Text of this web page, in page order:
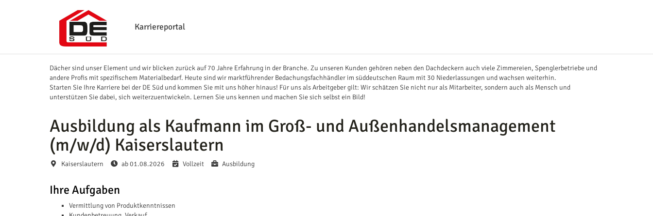
Karriereportal
Ausbildung als Kaufmann im Groß- und Außenhandelsmanagement
(m/w/d) Kaiserslautern
Kaiserslautern ab 01.08.2026 Vollzeit Ausbildung
Dächer sind unser Element und wir blicken zurück auf 70 Jahre Erfahrung in der Branche. Zu unseren Kunden gehören neben den Dachdeckern auch viele Zimmereien, Spenglerbetriebe und
andere Profis mit spezifischem Materialbedarf. Heute sind wir marktführender Bedachungsfachhändler im süddeutschen Raum mit 30 Niederlassungen und wachsen weiterhin.
Starten Sie Ihre Karriere bei der DE Süd und kommen Sie mit uns höher hinaus! Für uns als Arbeitgeber gilt: Wir schätzen Sie nicht nur als Mitarbeiter, sondern auch als Mensch und
unterstützen Sie dabei, sich weiterzuentwickeln. Lernen Sie uns kennen und machen Sie sich selbst ein Bild!
Ihre Aufgaben
Vermittlung von Produktkenntnissen